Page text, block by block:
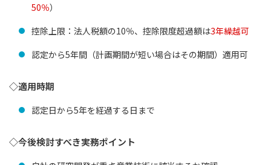
50％）
控除上限：法人税額の10％、控除限度超過額は3年繰越可
認定から5年間（計画期間が短い場合はその期間）適用可
◇適用時期
認定日から5年を経過する日まで
◇今後検討すべき実務ポイント